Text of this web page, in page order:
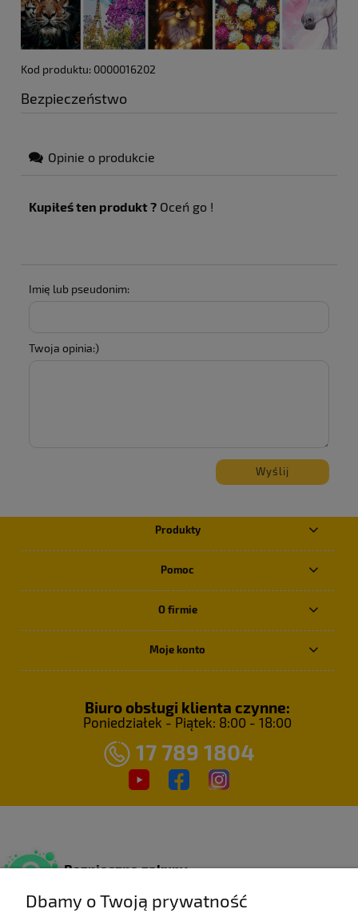
Kod produktu: 0000016202
Bezpieczeństwo
Opinie o produkcie
Kupiłeś ten produkt ? Oceń go !
Imię lub pseudonim:
Twoja opinia:)
Wyślij
Produkty
Pomoc
O firmie
Moje konto
Biuro obsługi klienta czynne:
Poniedziałek - Piątek: 8:00 - 18:00
17 789 1804
Bezpieczne zakupy
Dbamy o Twoją prywatność